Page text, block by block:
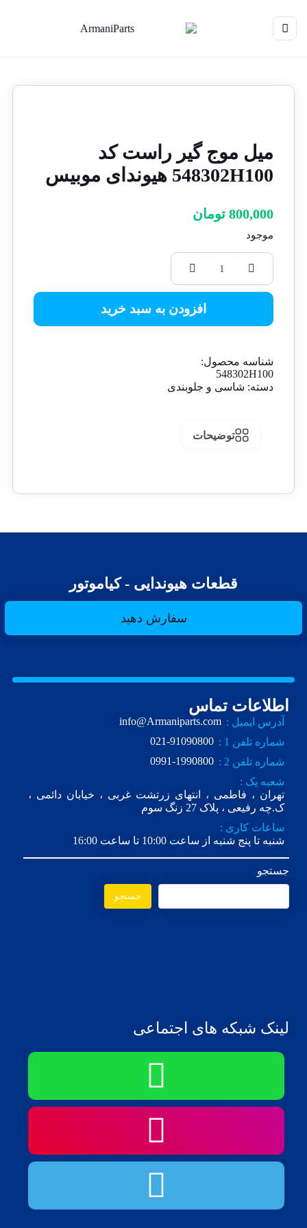
میل موج گیر راست کد
548302H100 هیوندای موبیس
800,000 تومان
موجود
افزودن به سبد خرید
شناسه محصول:
548302H100
دسته: شاسی و جلوبندی
توضیحات
قطعات هیوندایی - کیاموتور
سفارش دهید
اطلاعات تماس
آدرس ایمیل : info@Armaniparts.com
شماره تلفن 1 :
021-91090800
شماره تلفن 2 :
0991-1990800
شعبه یک :
تهران ، فاطمی ، انتهای زرتشت غربی ، خیابان دائمی ،
ک.چه رفیعی ، پلاک 27 زنگ سوم
ساعات کاری :
شنبه تا پنج شنبه از ساعت 10:00 تا ساعت 16:00
جستجو
جستجو
لینک شبکه های اجتماعی